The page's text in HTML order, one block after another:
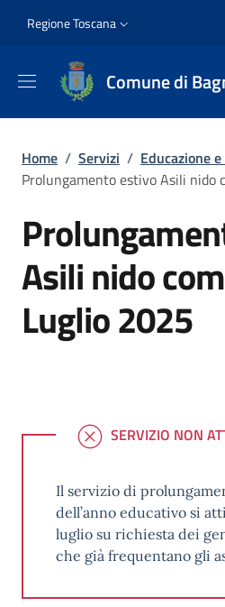
Slim top
Regione Toscana
Comune di
Briciole di pane
Home / Servizi / Educazione
Prolungamento estivo Asili nido
Asili nido
Luglio 2025
SERVIZIO NON
SERVIZIO NON
Il servizio di
dell’anno educativo si
luglio su richiesta dei
che già frequentano gli